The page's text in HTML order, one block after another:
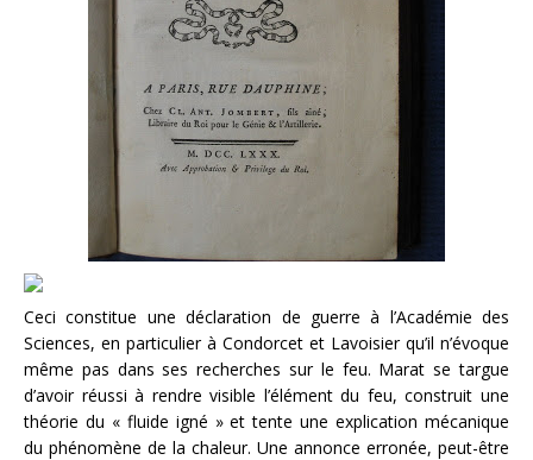
Ceci constitue une déclaration de guerre à l’Académie des
Sciences, en particulier à Condorcet et Lavoisier qu’il n’évoque
même pas dans ses recherches sur le feu. Marat se targue
d’avoir réussi à rendre visible l’élément du feu, construit une
théorie du « fluide igné » et tente une explication mécanique
du phénomène de la chaleur. Une annonce erronée, peut-être